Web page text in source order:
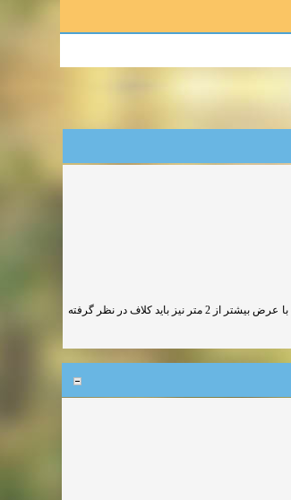
کلاف بندی باید طوری اجرا شود که هر کلاف حداکثر 2 متر از دیوار را نگهدارد. همچنین دو طرف پنجره های با عرض بیشتر از 2 متر نیز باید کلاف در نظر گرفته